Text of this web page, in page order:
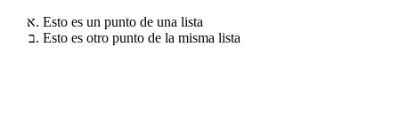
Esto es un punto de una lista
Esto es otro punto de la misma lista